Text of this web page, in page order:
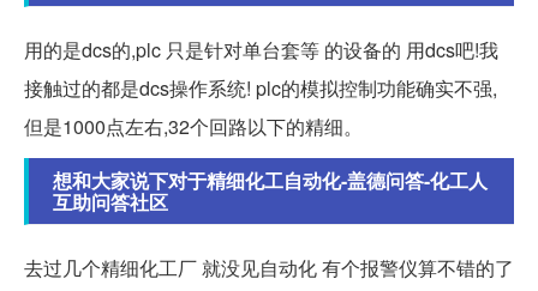
用的是dcs的,plc 只是针对单台套等 的设备的 用dcs吧!我
接触过的都是dcs操作系统! plc的模拟控制功能确实不强,
但是1000点左右,32个回路以下的精细。
想和大家说下对于精细化工自动化-盖德问答-化工人
互助问答社区
去过几个精细化工厂 就没见自动化 有个报警仪算不错的了